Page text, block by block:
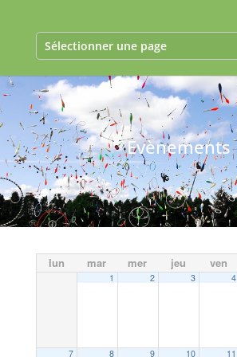
Sélectionner une page
Evènements
lun mar mer jeu ven
1 2 3 4
7 8 9 10 11